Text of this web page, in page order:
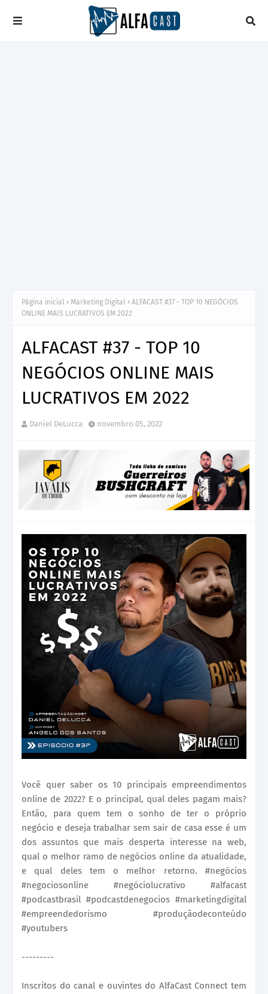
Página inicial Marketing Digital
ALFACAST #37 - TOP 10 NEGÓCIOS
ONLINE MAIS LUCRATIVOS EM 2022
ALFACAST #37 - TOP 10
NEGÓCIOS ONLINE MAIS
LUCRATIVOS EM 2022
Daniel DeLucca novembro 05, 2022
Você quer saber os 10 principais empreendimentos
online de 2022? E o principal, qual deles pagam mais?
Então, para quem tem o sonho de ter o próprio
negócio e deseja trabalhar sem sair de casa esse é um
dos assuntos que mais desperta interesse na web,
qual o melhor ramo de negócios online da atualidade,
e qual deles tem o melhor retorno. #negócios
#negociosonline #negóciolucrativo #alfacast
#podcastbrasil #podcastdenegocios #marketingdigital
#empreendedorismo #produçãodeconteúdo
#youtubers
---------
Inscritos do canal e ouvintes do AlfaCast Connect tem